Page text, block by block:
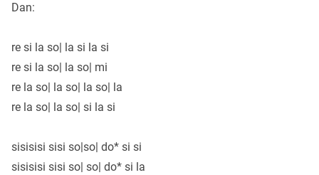
Dan:
re si la so| la si la si
re si la so| la so| mi
re la so| la so| la so| la
re la so| la so| si la si
sisisisi sisi so|so| do* si si
sisisisi sisi so| so| do* si la